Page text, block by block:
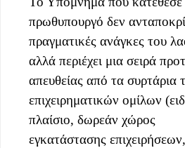
πρωθυπουργό δεν
πραγματικές ανάγκες του
αλλά περιέχει μια σειρά
απευθείας από τα συρτάρια
επιχειρηματικών ομίλων
πλαίσιο, δωρεάν χώρος
εγκατάστασης